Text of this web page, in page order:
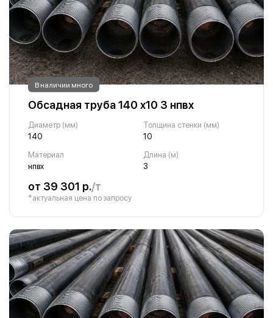
В наличии много
Обсадная труба 140 х10 3 нпвх
Диаметр (мм)
140
Толщина стенки (мм)
10
Материал
нпвх
Длина (м)
3
от 39 301 р./т
*актуальная цена по запросу